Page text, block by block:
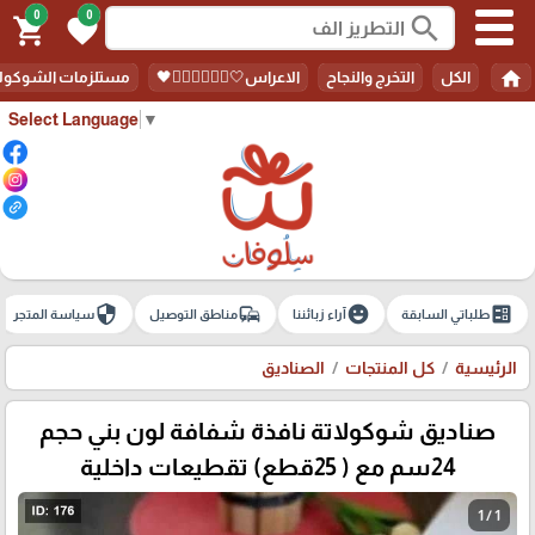
Select Language ▼
search
0
favorite
0
shopping_cart
home الكل التخرج والنجاح الاعراس🤍🤵🏻‍♀️👰🏻‍♀️🖤 مستلزمات
ballotطلباتي السابقة emoji_emotionsآراء زبائننا commuteمناطق التوصيل securityسياسة المتجر
الرئيسية كل المنتجات الصناديق
صناديق شوكولاتة نافذة شفافة لون بني حجم
24سم مع ( 25قطع) تقطيعات داخلية
1 / 1